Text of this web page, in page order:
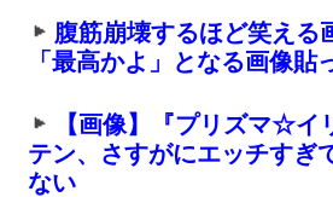
腹筋崩壊するほど笑える
「最高かよ」となる画像貼
【画像】『プリズマ☆イ
テン、さすがにエッチすぎ
ない